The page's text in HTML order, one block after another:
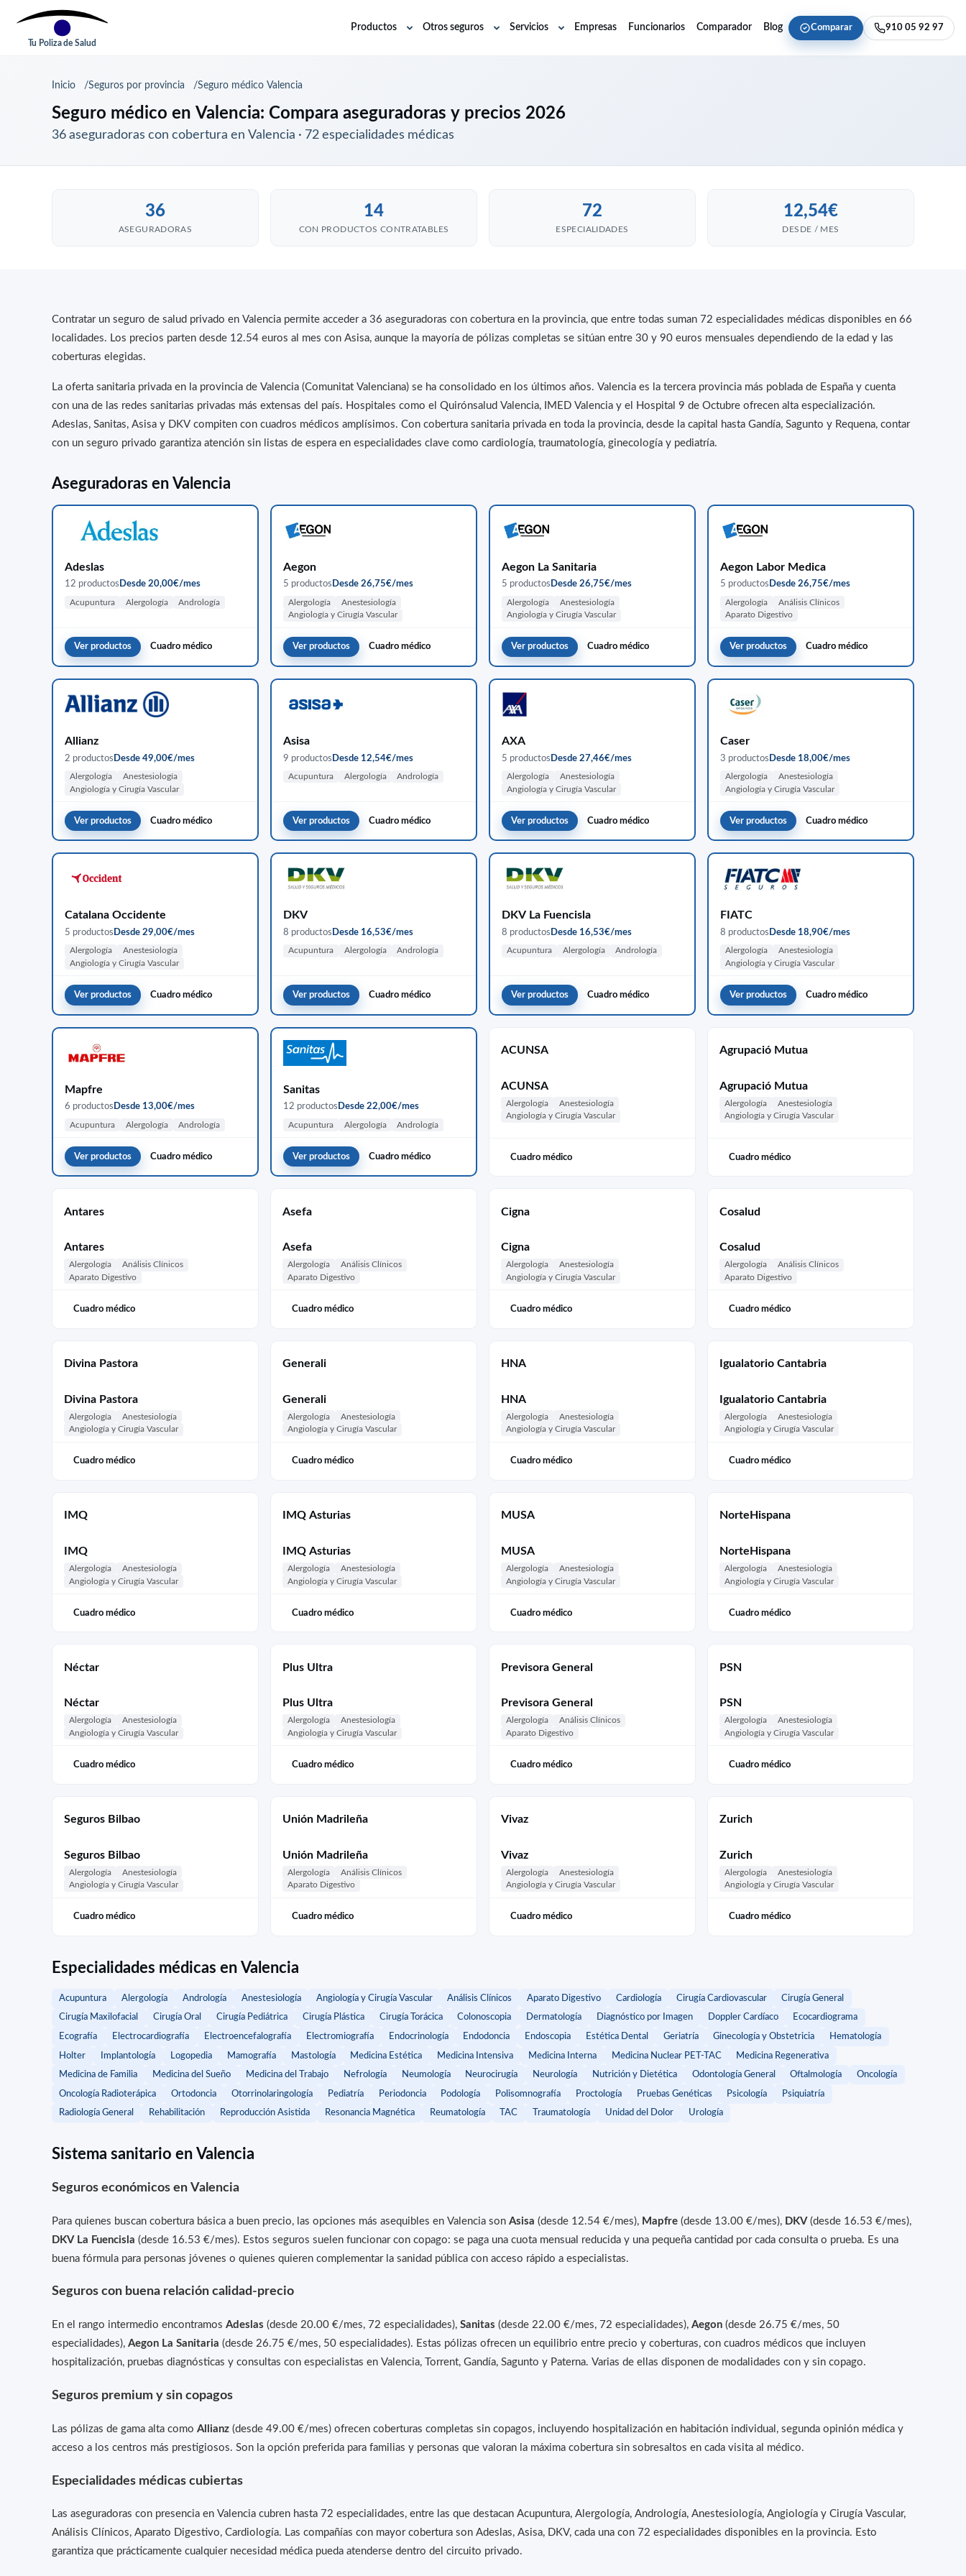
Tu Poliza de Salud
Productos
AbrirOtros seguros
AbrirServicios
AbrirEmpresas Funcionarios Comparador Blog Comparar 910 05 92 97
Inicio Seguros por provincia Seguro médico Valencia
Seguro médico en Valencia: Compara aseguradoras y precios 2026
36 aseguradoras con cobertura en Valencia · 72 especialidades médicas
36
ASEGURADORAS
14
CON PRODUCTOS CONTRATABLES
72
ESPECIALIDADES
12,54€
DESDE / MES
Contratar un seguro de salud privado en Valencia permite acceder a 36 aseguradoras con cobertura en la provincia, que entre todas suman 72 especialidades médicas disponibles en 66
localidades. Los precios parten desde 12.54 euros al mes con Asisa, aunque la mayoría de pólizas completas se sitúan entre 30 y 90 euros mensuales dependiendo de la edad y las
coberturas elegidas.
La oferta sanitaria privada en la provincia de Valencia (Comunitat Valenciana) se ha consolidado en los últimos años. Valencia es la tercera provincia más poblada de España y cuenta
con una de las redes sanitarias privadas más extensas del país. Hospitales como el Quirónsalud Valencia, IMED Valencia y el Hospital 9 de Octubre ofrecen alta especialización.
Adeslas, Sanitas, Asisa y DKV compiten con cuadros médicos amplísimos. Con cobertura sanitaria privada en toda la provincia, desde la capital hasta Gandía, Sagunto y Requena, contar
con un seguro privado garantiza atención sin listas de espera en especialidades clave como cardiología, traumatología, ginecología y pediatría.
Aseguradoras en Valencia
Adeslas
12 productos Desde 20,00€/mes
Acupuntura Alergología Andrología
Ver productos Cuadro médico
Aegon
5 productos Desde 26,75€/mes
Alergología
Anestesiología
Angiología y Cirugía Vascular
Ver productos Cuadro médico
Aegon La Sanitaria
5 productos Desde 26,75€/mes
Alergología
Anestesiología
Angiología y Cirugía Vascular
Ver productos Cuadro médico
Aegon Labor Medica
5 productos Desde 26,75€/mes
Alergología
Análisis Clínicos
Aparato Digestivo
Ver productos Cuadro médico
Allianz
2 productos Desde 49,00€/mes
Alergología
Anestesiología
Angiología y Cirugía Vascular
Ver productos Cuadro médico
Asisa
9 productos Desde 12,54€/mes
Acupuntura Alergología Andrología
Ver productos Cuadro médico
AXA
5 productos Desde 27,46€/mes
Alergología
Anestesiología
Angiología y Cirugía Vascular
Ver productos Cuadro médico
Caser
3 productos Desde 18,00€/mes
Alergología
Anestesiología
Angiología y Cirugía Vascular
Ver productos Cuadro médico
Catalana Occidente
5 productos Desde 29,00€/mes
Alergología
Anestesiología
Angiología y Cirugía Vascular
Ver productos Cuadro médico
DKV
8 productos Desde 16,53€/mes
Acupuntura Alergología Andrología
Ver productos Cuadro médico
DKV La Fuencisla
8 productos Desde 16,53€/mes
Acupuntura Alergología Andrología
Ver productos Cuadro médico
FIATC
8 productos Desde 18,90€/mes
Alergología
Anestesiología
Angiología y Cirugía Vascular
Ver productos Cuadro médico
Mapfre
6 productos Desde 13,00€/mes
Acupuntura Alergología Andrología
Ver productos Cuadro médico
Sanitas
12 productos Desde 22,00€/mes
Acupuntura Alergología Andrología
Ver productos Cuadro médico
ACUNSA
ACUNSA
Alergología
Anestesiología
Angiología y Cirugía Vascular
Cuadro médico
Agrupació Mutua
Agrupació Mutua
Alergología
Anestesiología
Angiología y Cirugía Vascular
Cuadro médico
Antares
Antares
Alergología
Análisis Clínicos
Aparato Digestivo
Cuadro médico
Asefa
Asefa
Alergología
Análisis Clínicos
Aparato Digestivo
Cuadro médico
Cigna
Cigna
Alergología
Anestesiología
Angiología y Cirugía Vascular
Cuadro médico
Cosalud
Cosalud
Alergología
Análisis Clínicos
Aparato Digestivo
Cuadro médico
Divina Pastora
Divina Pastora
Alergología
Anestesiología
Angiología y Cirugía Vascular
Cuadro médico
Generali
Generali
Alergología
Anestesiología
Angiología y Cirugía Vascular
Cuadro médico
HNA
HNA
Alergología
Anestesiología
Angiología y Cirugía Vascular
Cuadro médico
Igualatorio Cantabria
Igualatorio Cantabria
Alergología
Anestesiología
Angiología y Cirugía Vascular
Cuadro médico
IMQ
IMQ
Alergología
Anestesiología
Angiología y Cirugía Vascular
Cuadro médico
IMQ Asturias
IMQ Asturias
Alergología
Anestesiología
Angiología y Cirugía Vascular
Cuadro médico
MUSA
MUSA
Alergología
Anestesiología
Angiología y Cirugía Vascular
Cuadro médico
NorteHispana
NorteHispana
Alergología
Anestesiología
Angiología y Cirugía Vascular
Cuadro médico
Néctar
Néctar
Alergología
Anestesiología
Angiología y Cirugía Vascular
Cuadro médico
Plus Ultra
Plus Ultra
Alergología
Anestesiología
Angiología y Cirugía Vascular
Cuadro médico
Previsora General
Previsora General
Alergología
Análisis Clínicos
Aparato Digestivo
Cuadro médico
PSN
PSN
Alergología
Anestesiología
Angiología y Cirugía Vascular
Cuadro médico
Seguros Bilbao
Seguros Bilbao
Alergología
Anestesiología
Angiología y Cirugía Vascular
Cuadro médico
Unión Madrileña
Unión Madrileña
Alergología
Análisis Clínicos
Aparato Digestivo
Cuadro médico
Vivaz
Vivaz
Alergología
Anestesiología
Angiología y Cirugía Vascular
Cuadro médico
Zurich
Zurich
Alergología
Anestesiología
Angiología y Cirugía Vascular
Cuadro médico
Especialidades médicas en Valencia
Acupuntura Alergología Andrología Anestesiología Angiología y Cirugía Vascular Análisis Clínicos Aparato Digestivo Cardiología Cirugía Cardiovascular Cirugía General
Cirugía Maxilofacial Cirugía Oral Cirugía Pediátrica Cirugía Plástica Cirugía Torácica Colonoscopia Dermatología Diagnóstico por Imagen Doppler Cardíaco Ecocardiograma
Ecografía Electrocardiografía Electroencefalografía Electromiografía Endocrinología Endodoncia Endoscopia Estética Dental Geriatría Ginecología y Obstetricia Hematología
Holter Implantología Logopedia Mamografía Mastología Medicina Estética Medicina Intensiva Medicina Interna Medicina Nuclear PET-TAC Medicina Regenerativa
Medicina de Familia Medicina del Sueño Medicina del Trabajo Nefrología Neumología Neurocirugía Neurología Nutrición y Dietética Odontología General Oftalmología Oncología
Oncología Radioterápica Ortodoncia Otorrinolaringología Pediatría Periodoncia Podología Polisomnografía Proctología Pruebas Genéticas Psicología Psiquiatría
Radiología General Rehabilitación Reproducción Asistida Resonancia Magnética Reumatología TAC Traumatología Unidad del Dolor Urología
Sistema sanitario en Valencia
Seguros económicos en Valencia
Para quienes buscan cobertura básica a buen precio, las opciones más asequibles en Valencia son Asisa (desde 12.54 €/mes), Mapfre (desde 13.00 €/mes), DKV(desde 16.53 €/mes),
DKV La Fuencisla (desde 16.53 €/mes). Estos seguros suelen funcionar con copago: se paga una cuota mensual reducida y una pequeña cantidad por cada consulta o prueba. Es una
buena fórmula para personas jóvenes o quienes quieren complementar la sanidad pública con acceso rápido a especialistas.
Seguros con buena relación calidad-precio
En el rango intermedio encontramos Adeslas (desde 20.00 €/mes, 72 especialidades), Sanitas (desde 22.00 €/mes, 72 especialidades), Aegon (desde 26.75 €/mes, 50
especialidades), Aegon La Sanitaria (desde 26.75 €/mes, 50 especialidades). Estas pólizas ofrecen un equilibrio entre precio y coberturas, con cuadros médicos que incluyen
hospitalización, pruebas diagnósticas y consultas con especialistas en Valencia, Torrent, Gandía, Sagunto y Paterna. Varias de ellas disponen de modalidades con y sin copago.
Seguros premium y sin copagos
Las pólizas de gama alta como Allianz (desde 49.00 €/mes) ofrecen coberturas completas sin copagos, incluyendo hospitalización en habitación individual, segunda opinión médica y
acceso a los centros más prestigiosos. Son la opción preferida para familias y personas que valoran la máxima cobertura sin sobresaltos en cada visita al médico.
Especialidades médicas cubiertas
Las aseguradoras con presencia en Valencia cubren hasta 72 especialidades, entre las que destacan Acupuntura, Alergología, Andrología, Anestesiología, Angiología y Cirugía Vascular,
Análisis Clínicos, Aparato Digestivo, Cardiología. Las compañías con mayor cobertura son Adeslas, Asisa, DKV, cada una con 72 especialidades disponibles en la provincia. Esto
garantiza que prácticamente cualquier necesidad médica pueda atenderse dentro del circuito privado.